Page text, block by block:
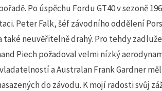
Po úspěchu Fordu GT40 v sezoně
Peter Falk, šéf závodního oddělení
také neuvěřitelně drahý. Pro tehdy
Piech požadoval velmi nízký
a Australan Frank Gardner
do závodu. K mojí radosti svůj